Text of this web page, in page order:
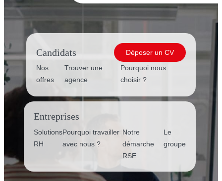
Candidats
Déposer un CV
Nos
offres
Trouver une
agence
Pourquoi nous
choisir ?
Entreprises
Solutions
RH
Pourquoi travailler
avec nous ?
Notre
démarche
RSE
Le
groupe